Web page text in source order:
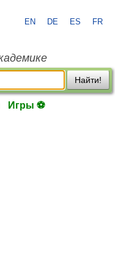
EN DE ES FR
Найти!
Игры ⚽